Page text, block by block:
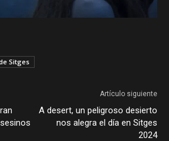
Sitges
Artículo siguiente
A desert, un peligroso desierto
nos alegra el día en Sitges
2024